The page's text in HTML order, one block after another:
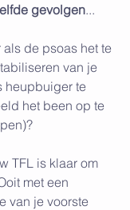
gevolgen...
de psoas het te
van je
heupbuiger te
het been op te
TFL is klaar om
met een
van je voorste